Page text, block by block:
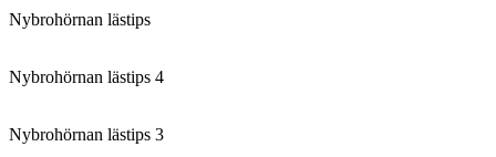
Nybrohörnan lästips
Nybrohörnan lästips 4
Nybrohörnan lästips 3